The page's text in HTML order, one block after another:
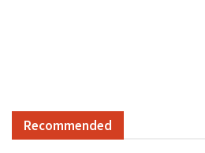
Recommended